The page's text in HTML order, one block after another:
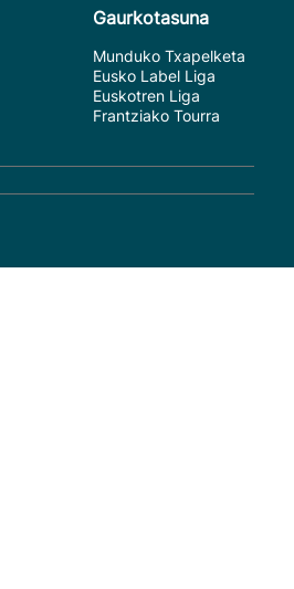
Gaurkotasuna
Munduko Txapelketa
Eusko Label Liga
Euskotren Liga
Frantziako Tourra